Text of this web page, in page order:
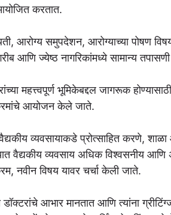
करतात.
आरोग्य समुपदेशन, आरोग्याच्या पोषण
आणि ज्येष्ठ नागरिकांमध्ये सामान्य
महत्त्वपूर्ण भूमिकेबद्दल जागरूक
आयोजन केले जाते.
वैद्यकीय व्यवसायाकडे प्रोत्साहित करणे,
वैद्यकीय व्यवसाय अधिक विश्वसनीय आणि
नवीन विषय यावर चर्चा केली जाते.
आभार मानतात आणि त्यांना